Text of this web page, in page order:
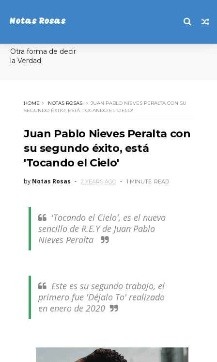
Notas Rosas
Otra forma de decir
la Verdad
HOME NOTAS ROSAS
JUAN PABLO NIEVES PERALTA CON SU
SEGUNDO ÉXITO, ESTÁ 'TOCANDO EL CIELO'
Juan Pablo Nieves Peralta con
su segundo éxito, está
'Tocando el Cielo'
by Notas Rosas 2 YEARS AGO 1 MINUTE READ
'Tocando el Cielo', es el nuevo
sencillo de R.E.Y de Juan Pablo
Nieves Peralta
Este es su segundo trabajo, el
primero fue 'Déjalo To' realizado
en enero de 2020